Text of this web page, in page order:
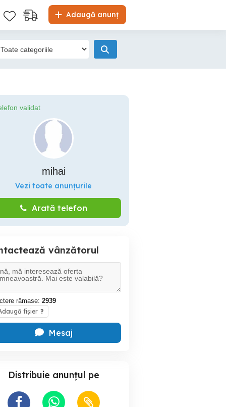
Adaugă anunț
validat
mihai
Vezi toate anunțurile
Arată telefon
vânzătorul
rămase: 2939
fișier ?
Mesaj
Distribuie anunțul pe